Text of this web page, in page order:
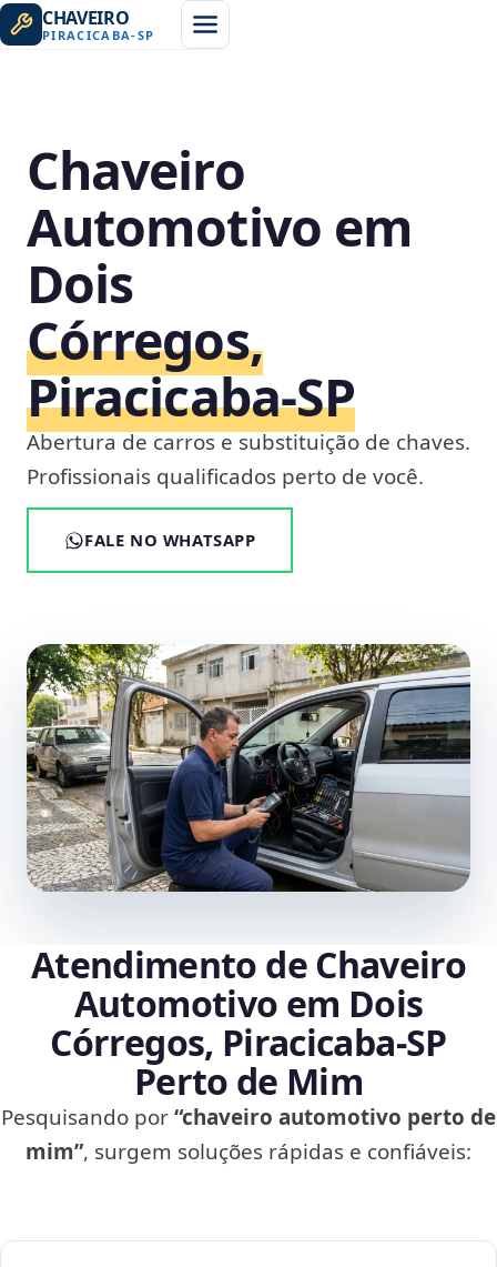
CHAVEIRO
PIRACICABA-SP
Chaveiro
Automotivo em
Dois
Córregos,
Piracicaba‑SP
Abertura de carros e substituição de chaves.
Profissionais qualificados perto de você.
FALE NO WHATSAPP
Atendimento de Chaveiro
Automotivo em Dois
Córregos, Piracicaba‑SP
Perto de Mim
Pesquisando por“chaveiro automotivo perto de
mim”, surgem soluções rápidas e confiáveis: